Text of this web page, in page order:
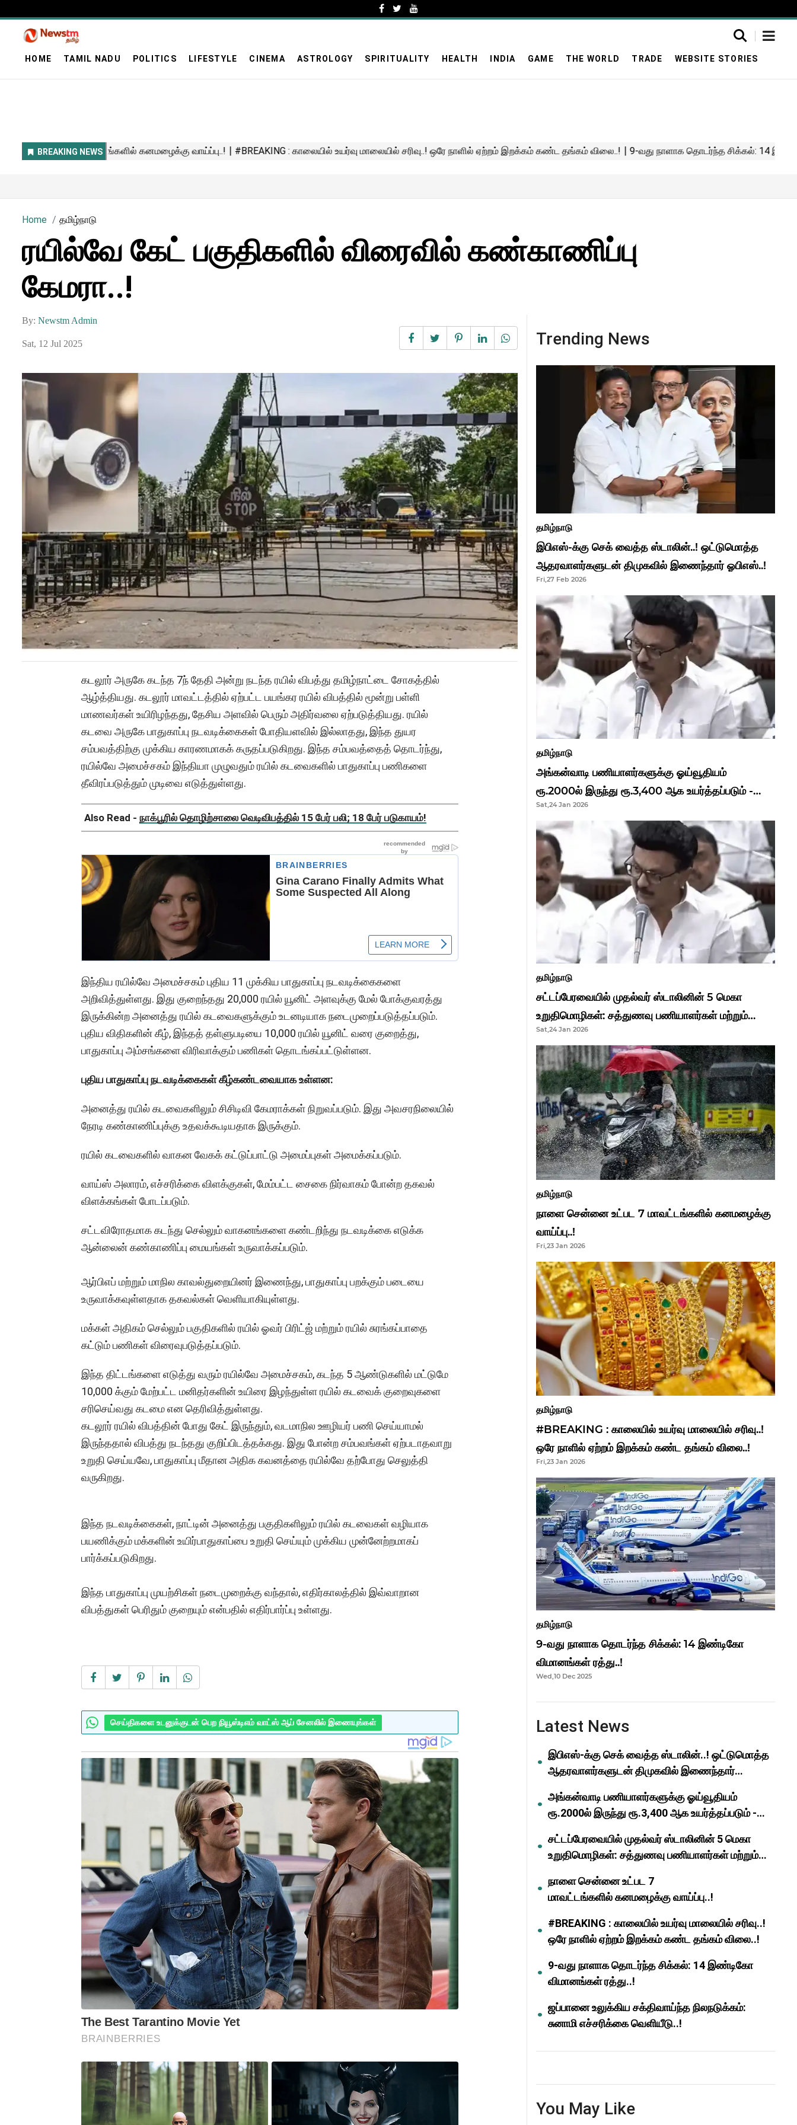
HOME TAMIL NADU POLITICS LIFESTYLE CINEMA ASTROLOGY SPIRITUALITY HEALTH INDIA GAME THE WORLD TRADE WEBSITE STORIES
Home தமிழ்நாடு
ரயில்வே கேட் பகுதிகளில் விரைவில் கண்காணிப்பு
கேமரா..!
By: Newstm Admin
Sat, 12 Jul 2025
கடலூர் அருகே கடந்த 7ந் தேதி அன்று நடந்த ரயில் விபத்து தமிழ்நாட்டை சோகத்தில்
ஆழ்த்தியது. கடலூர் மாவட்டத்தில் ஏற்பட்ட பயங்கர ரயில் விபத்தில் மூன்று பள்ளி
மாணவர்கள் உயிரிழந்தது, தேசிய அளவில் பெரும் அதிர்வலை ஏற்படுத்தியது. ரயில்
கடவை அருகே பாதுகாப்பு நடவடிக்கைகள் போதியளவில் இல்லாதது, இந்த துயர
சம்பவத்திற்கு முக்கிய காரணமாகக் கருதப்படுகிறது. இந்த சம்பவத்தைத் தொடர்ந்து,
ரயில்வே அமைச்சகம் இந்தியா முழுவதும் ரயில் கடவைகளில் பாதுகாப்பு பணிகளை
தீவிரப்படுத்தும் முடிவை எடுத்துள்ளது.
Also Read - நாக்பூரில் தொழிற்சாலை வெடிவிபத்தில் 15 பேர் பலி; 18 பேர் படுகாயம்!
இந்திய ரயில்வே அமைச்சகம் புதிய 11 முக்கிய பாதுகாப்பு நடவடிக்கைகளை
அறிவித்துள்ளது. இது குறைந்தது 20,000 ரயில் யூனிட் அளவுக்கு மேல் போக்குவரத்து
இருக்கின்ற அனைத்து ரயில் கடவைகளுக்கும் உடனடியாக நடைமுறைப்படுத்தப்படும்.
புதிய விதிகளின் கீழ், இந்தத் தள்ளுபடியை 10,000 ரயில் யூனிட் வரை குறைத்து,
பாதுகாப்பு அம்சங்களை விரிவாக்கும் பணிகள் தொடங்கப்பட்டுள்ளன.
புதிய பாதுகாப்பு நடவடிக்கைகள் கீழ்கண்டவையாக உள்ளன:
அனைத்து ரயில் கடவைகளிலும் சிசிடிவி கேமராக்கள் நிறுவப்படும். இது அவசரநிலையில்
நேரடி கண்காணிப்புக்கு உதவக்கூடியதாக இருக்கும்.
ரயில் கடவைகளில் வாகன வேகக் கட்டுப்பாட்டு அமைப்புகள் அமைக்கப்படும்.
வாய்ஸ் அலாரம், எச்சரிக்கை விளக்குகள், மேம்பட்ட சைகை நிர்வாகம் போன்ற தகவல்
விளக்கங்கள் போடப்படும்.
சட்டவிரோதமாக கடந்து செல்லும் வாகனங்களை கண்டறிந்து நடவடிக்கை எடுக்க
ஆன்லைன் கண்காணிப்பு மையங்கள் உருவாக்கப்படும்.
ஆர்பிஎப் மற்றும் மாநில காவல்துறையினர் இணைந்து, பாதுகாப்பு பறக்கும் படையை
உருவாக்கவுள்ளதாக தகவல்கள் வெளியாகியுள்ளது.
மக்கள் அதிகம் செல்லும் பகுதிகளில் ரயில் ஓவர் பிரிட்ஜ் மற்றும் ரயில் சுரங்கப்பாதை
கட்டும் பணிகள் விரைவுபடுத்தப்படும்.
இந்த திட்டங்களை எடுத்து வரும் ரயில்வே அமைச்சகம், கடந்த 5 ஆண்டுகளில் மட்டுமே
10,000 க்கும் மேற்பட்ட மனிதர்களின் உயிரை இழந்துள்ள ரயில் கடவைக் குறைவுகளை
சரிசெய்வது கடமை என தெரிவித்துள்ளது.
கடலூர் ரயில் விபத்தின் போது கேட் இருந்தும், வடமாநில ஊழியர் பணி செய்யாமல்
இருந்ததால் விபத்து நடந்தது குறிப்பிடத்தக்கது. இது போன்ற சம்பவங்கள் ஏற்படாதவாறு
உறுதி செய்யவே, பாதுகாப்பு மீதான அதிக கவனத்தை ரயில்வே தற்போது செலுத்தி
வருகிறது.
இந்த நடவடிக்கைகள், நாட்டின் அனைத்து பகுதிகளிலும் ரயில் கடவைகள் வழியாக
பயணிக்கும் மக்களின் உயிர்பாதுகாப்பை உறுதி செய்யும் முக்கிய முன்னேற்றமாகப்
பார்க்கப்படுகிறது.
இந்த பாதுகாப்பு முயற்சிகள் நடைமுறைக்கு வந்தால், எதிர்காலத்தில் இவ்வாறான
விபத்துகள் பெரிதும் குறையும் என்பதில் எதிர்பார்ப்பு உள்ளது.
செய்திகளை உடனுக்குடன் பெற நியூஸ்டிஎம் வாட்ஸ் ஆப் சேனலில் இணையுங்கள்
Trending News
தமிழ்நாடு
இபிஎஸ்-க்கு செக் வைத்த ஸ்டாலின்..! ஒட்டுமொத்த
ஆதரவாளர்களுடன் திமுகவில் இணைந்தார் ஓபிஎஸ்..!
Fri,27 Feb 2026
தமிழ்நாடு
அங்கன்வாடி பணியாளர்களுக்கு ஓய்வூதியம்
ரூ.2000ல் இருந்து ரூ.3,400 ஆக உயர்த்தப்படும் -
முதல்வர் மு.க.ஸ்டாலின்..!
Sat,24 Jan 2026
தமிழ்நாடு
சட்டப்பேரவையில் முதல்வர் ஸ்டாலினின் 5 மெகா
உறுதிமொழிகள்: சத்துணவு பணியாளர்கள் மற்றும்
ஆசிரியர்களுக்கு ஜாக்பாட்!
Sat,24 Jan 2026
தமிழ்நாடு
நாளை சென்னை உட்பட 7 மாவட்டங்களில் கனமழைக்கு
வாய்ப்பு..!
Fri,23 Jan 2026
தமிழ்நாடு
#BREAKING : காலையில் உயர்வு மாலையில் சரிவு..!
ஒரே நாளில் ஏற்றம் இறக்கம் கண்ட தங்கம் விலை..!
Fri,23 Jan 2026
தமிழ்நாடு
9-வது நாளாக தொடர்ந்த சிக்கல்: 14 இண்டிகோ
விமானங்கள் ரத்து..!
Wed,10 Dec 2025
Latest News
இபிஎஸ்-க்கு செக் வைத்த ஸ்டாலின்..! ஒட்டுமொத்த
ஆதரவாளர்களுடன் திமுகவில் இணைந்தார்
அங்கன்வாடி பணியாளர்களுக்கு ஓய்வூதியம்
ரூ.2000ல் இருந்து ரூ.3,400 ஆக உயர்த்தப்படும் -
சட்டப்பேரவையில் முதல்வர் ஸ்டாலினின் 5 மெகா
உறுதிமொழிகள்: சத்துணவு பணியாளர்கள் மற்றும்
நாளை சென்னை உட்பட 7
மாவட்டங்களில் கனமழைக்கு வாய்ப்பு..!
#BREAKING : காலையில் உயர்வு மாலையில் சரிவு..!
ஒரே நாளில் ஏற்றம் இறக்கம் கண்ட தங்கம் விலை..!
9-வது நாளாக தொடர்ந்த சிக்கல்: 14 இண்டிகோ
விமானங்கள் ரத்து..!
ஜப்பானை உலுக்கிய சக்திவாய்ந்த நிலநடுக்கம்:
சுனாமி எச்சரிக்கை வெளியீடு..!
You May Like